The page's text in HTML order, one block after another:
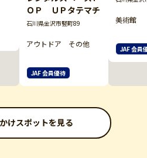
ＯＰ ＵＰタテマチ
石川県金沢市竪町89
アウトドア その他
JAF 会員優待
美術館
JAF 会員
けスポットを見る